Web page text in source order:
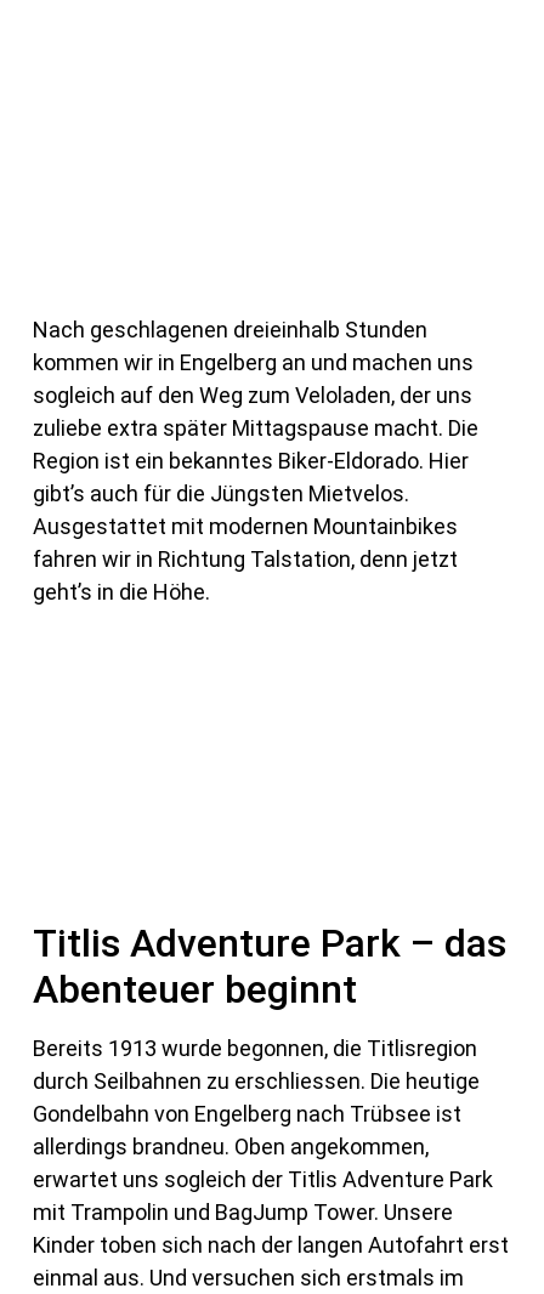
Nach geschlagenen dreieinhalb Stunden
kommen wir in Engelberg an und machen uns
sogleich auf den Weg zum Veloladen, der uns
zuliebe extra später Mittagspause macht. Die
Region ist ein bekanntes Biker-Eldorado. Hier
gibt’s auch für die Jüngsten Mietvelos.
Ausgestattet mit modernen Mountainbikes
fahren wir in Richtung Talstation, denn jetzt
geht’s in die Höhe.
Titlis Adventure Park – das
Abenteuer beginnt
Bereits 1913 wurde begonnen, die Titlisregion
durch Seilbahnen zu erschliessen. Die heutige
Gondelbahn von Engelberg nach Trübsee ist
allerdings brandneu. Oben angekommen,
erwartet uns sogleich der Titlis Adventure Park
mit Trampolin und BagJump Tower. Unsere
Kinder toben sich nach der langen Autofahrt erst
einmal aus. Und versuchen sich erstmals im